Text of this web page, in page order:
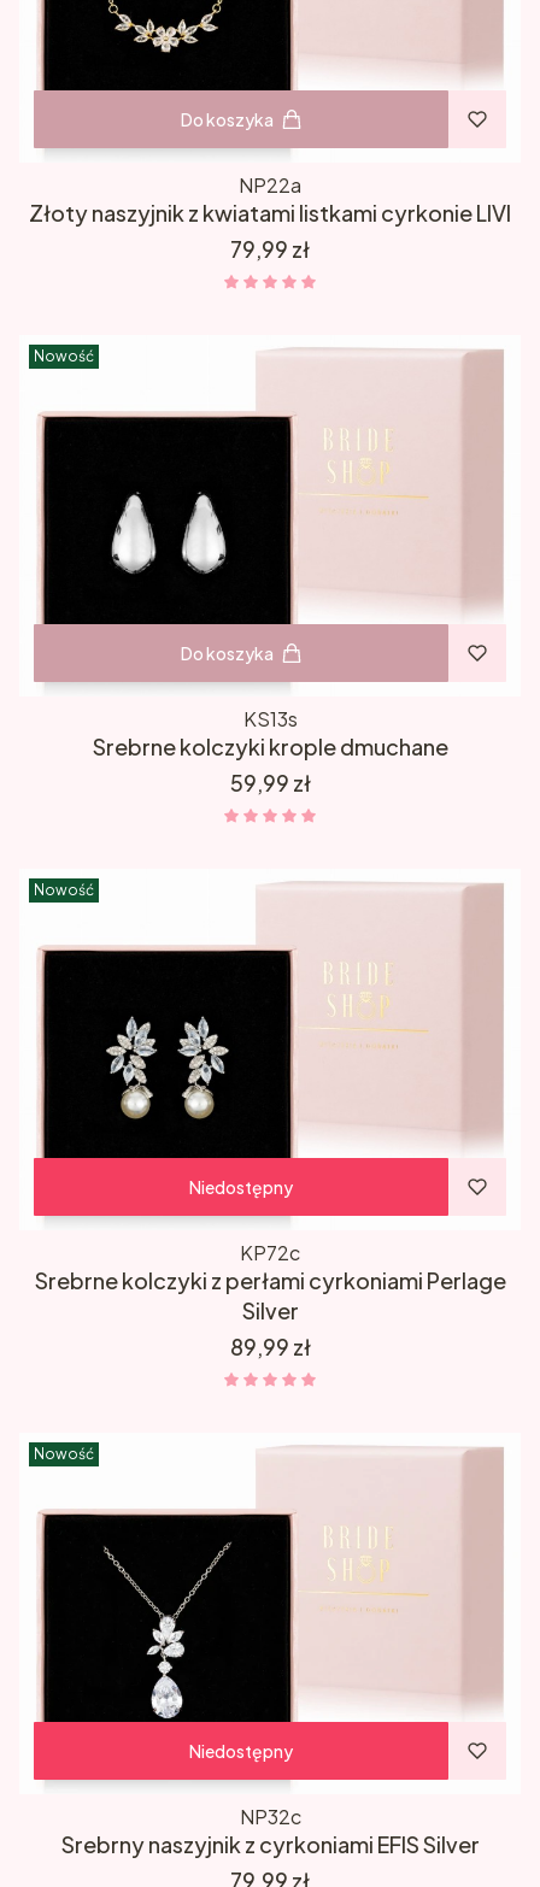
Do koszyka
NP22a
Złoty naszyjnik z kwiatami listkami cyrkonie LIVI
Cena
79,99 zł
Nowość
Do koszyka
KS13s
Srebrne kolczyki krople dmuchane
Cena
59,99 zł
Nowość
Niedostępny
KP72c
Srebrne kolczyki z perłami cyrkoniami Perlage
Silver
Cena
89,99 zł
Nowość
Niedostępny
NP32c
Srebrny naszyjnik z cyrkoniami EFIS Silver
Cena
79,99 zł